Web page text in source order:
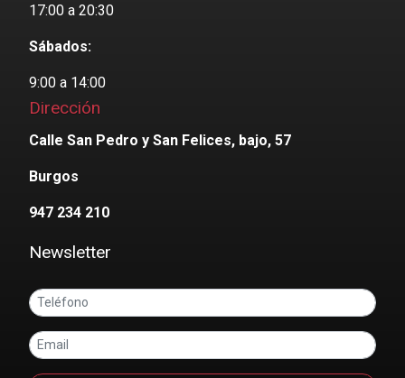
17:00 a 20:30
Sábados:
9:00 a 14:00
Dirección
Calle San Pedro y San Felices, bajo, 57
Burgos
947 234 210
Newsletter